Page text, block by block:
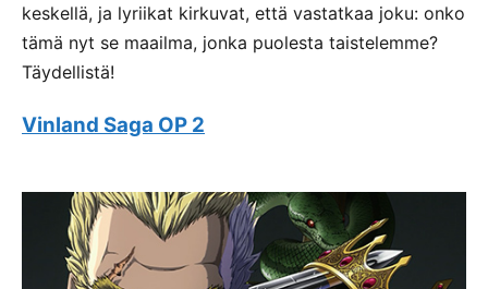
keskellä, ja lyriikat kirkuvat, että vastatkaa joku: onko
tämä nyt se maailma, jonka puolesta taistelemme?
Täydellistä!
Vinland Saga OP 2